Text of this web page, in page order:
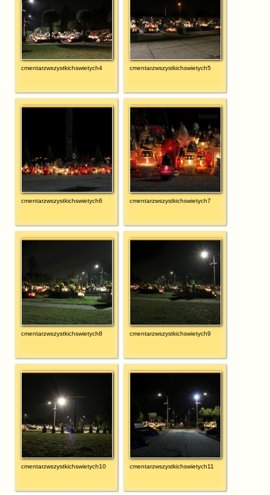
cmentarzwszystkichswietych4 cmentarzwszystkichswietych5
cmentarzwszystkichswietych6 cmentarzwszystkichswietych7
cmentarzwszystkichswietych8 cmentarzwszystkichswietych9
cmentarzwszystkichswietych10 cmentarzwszystkichswietych11